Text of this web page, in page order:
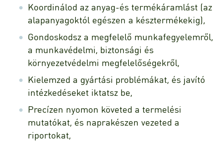
Koordinálod az anyag-és termékáramlást (az
alapanyagoktól egészen a késztermékekig),
Gondoskodsz a megfelelő munkafegyelemről,
a munkavédelmi, biztonsági és
környezetvédelmi megfelelőségekről,
Kielemzed a gyártási problémákat, és javító
intézkedéseket iktatsz be,
Precízen nyomon követed a termelési
mutatókat, és naprakészen vezeted a
riportokat,